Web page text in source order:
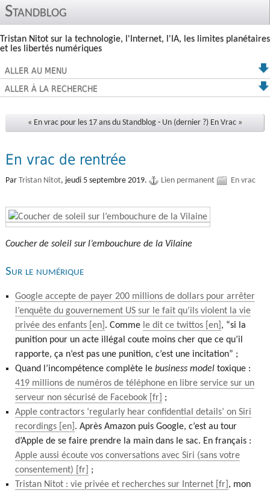
Standblog
Tristan Nitot sur la technologie, l'Internet, l'IA, les limites planétaires
et les libertés numériques
ALLER AU MENU
ALLER À LA RECHERCHE
« En vrac pour les 17 ans du Standblog - Un (dernier ?) En Vrac »
En vrac de rentrée
Par Tristan Nitot, jeudi 5 septembre 2019. Lien permanent En vrac
Coucher de soleil sur l’embouchure de la Vilaine
Sur le numérique
Google accepte de payer 200 millions de dollars pour arrêter
l’enquête du gouvernement US sur le fait qu’ils violent la vie
privée des enfants
. Comme le dit ce twittos
, “si la
punition pour un acte illégal coute moins cher que ce qu’il
rapporte, ça n’est pas une punition, c’est une incitation” ;
Quand l’incompétence complète le business modeltoxique :
419 millions de numéros de téléphone en libre service sur un
serveur non sécurisé de Facebook
;
Apple contractors ‘regularly hear confidential details’ on Siri
recordings
. Après Amazon puis Google, c’est au tour
d’Apple de se faire prendre la main dans le sac. En français :
Apple aussi écoute vos conversations avec Siri (sans votre
consentement)
;
Tristan Nitot : vie privée et recherches sur Internet
, mon